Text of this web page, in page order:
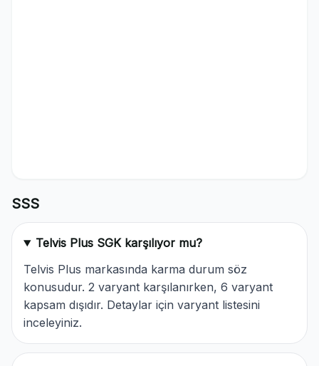
SSS
Telvis Plus SGK karşılıyor mu?
Telvis Plus markasında karma durum söz
konusudur. 2 varyant karşılanırken, 6 varyant
kapsam dışıdır. Detaylar için varyant listesini
inceleyiniz.